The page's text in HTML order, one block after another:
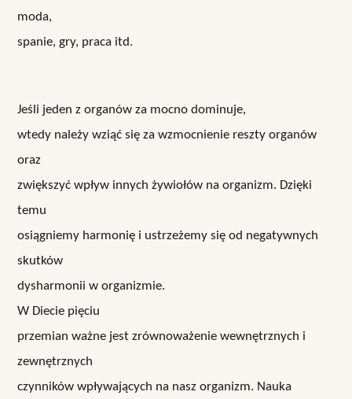
moda,
spanie, gry, praca itd.
Jeśli jeden z organów za mocno dominuje,
wtedy należy wziąć się za wzmocnienie reszty organów
oraz
zwiększyć wpływ innych żywiołów na organizm. Dzięki
temu
osiągniemy harmonię i ustrzeżemy się od negatywnych
skutków
dysharmonii w organizmie.
W Diecie pięciu
przemian ważne jest zrównoważenie wewnętrznych i
zewnętrznych
czynników wpływających na nasz organizm. Nauka